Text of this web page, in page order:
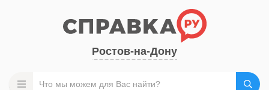
Ростов-на-Дону